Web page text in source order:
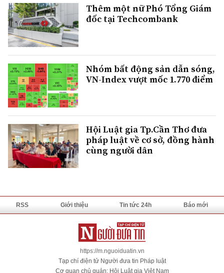
Thêm một nữ Phó Tổng Giám
đốc tại Techcombank
Nhóm bất động sản dẫn sóng,
VN-Index vượt mốc 1.770 điểm
Hội Luật gia Tp.Cần Thơ đưa
pháp luật về cơ sở, đồng hành
cùng người dân
RSS Giới thiệu Tin tức 24h Báo mới
https://m.nguoiduatin.vn
Tạp chí điện tử Người đưa tin Pháp luật
Cơ quan chủ quản: Hội Luật gia Việt Nam